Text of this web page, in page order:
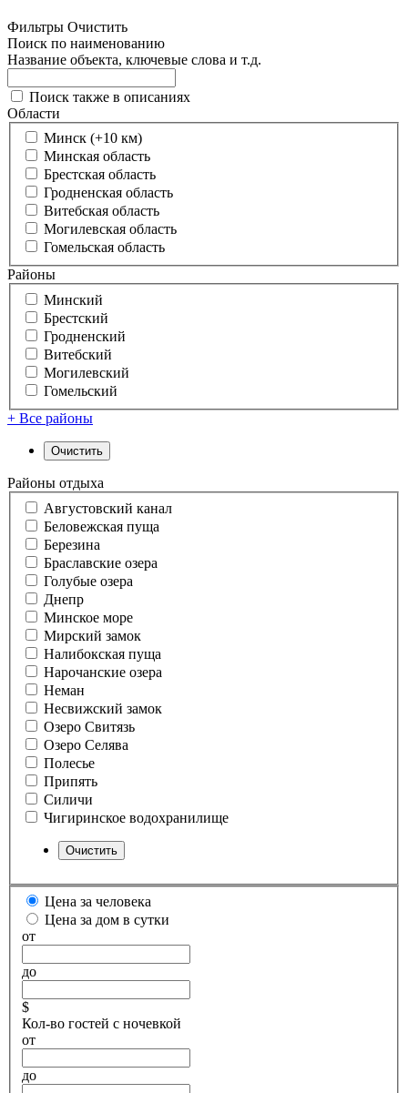
Фильтры Очистить
Поиск по наименованию
Название объекта, ключевые слова и т.д.
Поиск также в описаниях
Области
Минск (+10 км)
Минская область
Брестская область
Гродненская область
Витебская область
Могилевская область
Гомельская область
Районы
Минский
Брестский
Гродненский
Витебский
Могилевский
Гомельский
+ Все районы
Районы отдыха
Августовский канал
Беловежская пуща
Березина
Браславские озера
Голубые озера
Днепр
Минское море
Мирский замок
Налибокская пуща
Нарочанские озера
Неман
Несвижский замок
Озеро Свитязь
Озеро Селява
Полесье
Припять
Силичи
Чигиринское водохранилище
Цена за человека
Цена за дом в сутки
от
до
$
Кол-во гостей с ночевкой
от
до